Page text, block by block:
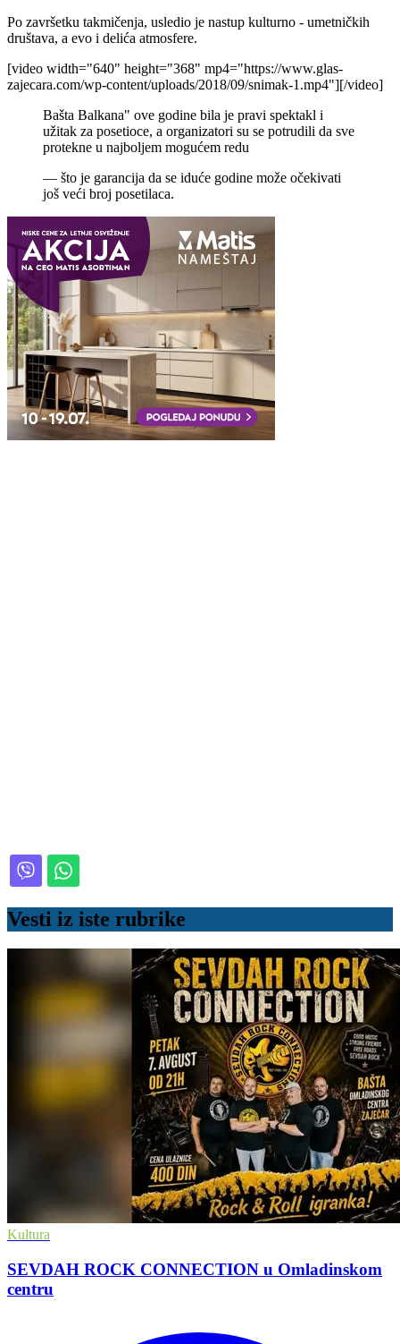
Po završetku takmičenja, usledio je nastup kulturno - umetničkih
društava, a evo i delića atmosfere.
[video width="640" height="368" mp4="https://www.glas-
zajecara.com/wp-content/uploads/2018/09/snimak-1.mp4"][/video]
Bašta Balkana" ove godine bila je pravi spektakl i
užitak za posetioce, a organizatori su se potrudili da sve
protekne u najboljem mogućem redu
— što je garancija da se iduće godine može očekivati
još veći broj posetilaca.
Vesti iz iste rubrike
Kultura
SEVDAH ROCK CONNECTION u Omladinskom
centru